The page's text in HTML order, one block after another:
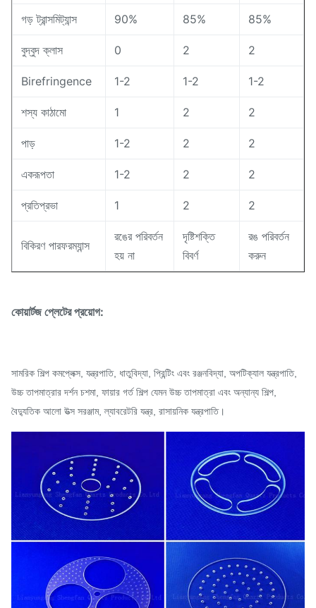
গড় ট্রান্সমিট্যান্স 90% 85% 85%
বুদ্বুদ ক্লাস 0 2 2
Birefringence 1-2 1-2 1-2
শস্য কাঠামো 1 2 2
পাড় 1-2 2 2
একরূপতা 1-2 2 2
প্রতিপ্রভা 1 2 2
বিকিরণ পারফরম্যান্স
রঙের পরিবর্তন
হয় না
দৃষ্টিশক্তি
বিবর্ণ
রঙ পরিবর্তন
করুন
কোয়ার্টজ প্লেটের প্রয়োগ:
সামরিক শিল্প কমপ্লেক্স, যন্ত্রপাতি, ধাতুবিদ্যা, প্রিন্টিং এবং রঞ্জনবিদ্যা, অপটিক্যাল যন্ত্রপাতি,
উচ্চ তাপমাত্রার দর্শন চশমা, ফায়ার গর্ত শিল্প যেমন উচ্চ তাপমাত্রা এবং অন্যান্য শিল্প,
বৈদ্যুতিক আলো উত্স সরঞ্জাম, ল্যাবরেটরি যন্ত্র, রাসায়নিক যন্ত্রপাতি।